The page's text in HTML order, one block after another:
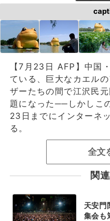
【7月23日 AFP】中国
ている、巨大なカエル
ザーたちの間で江沢民
題になった──しかしこ
23日までにインターネ
る。
全文
関
天安門
集会も